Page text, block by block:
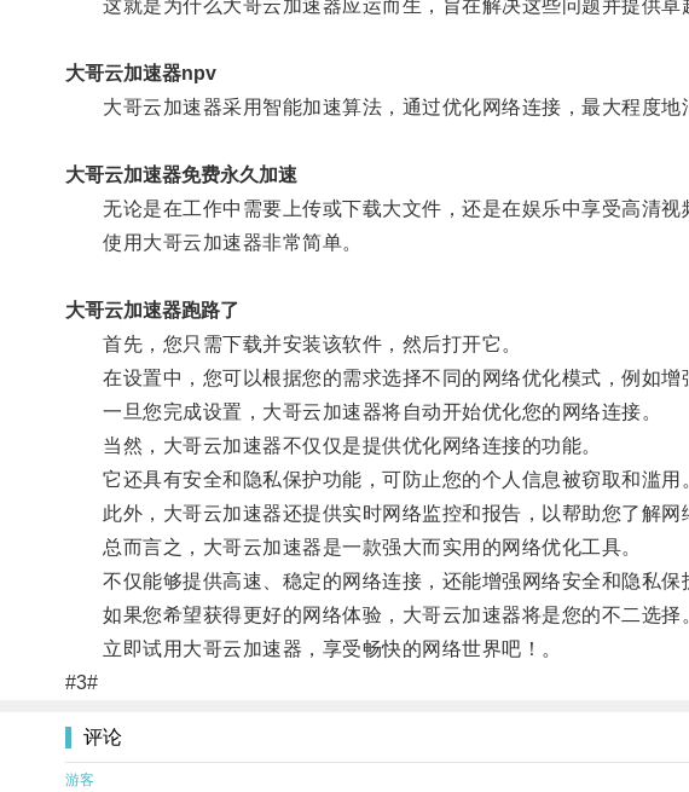
这就是为什么大哥云加速器应运而生，旨在解决这些问题并提供卓
大哥云加速器npv
大哥云加速器采用智能加速算法，通过优化网络连接，最大程度地
大哥云加速器免费永久加速
无论是在工作中需要上传或下载大文件，还是在娱乐中享受高清视
使用大哥云加速器非常简单。
大哥云加速器跑路了
首先，您只需下载并安装该软件，然后打开它。
在设置中，您可以根据您的需求选择不同的网络优化模式，例如增
一旦您完成设置，大哥云加速器将自动开始优化您的网络连接。
当然，大哥云加速器不仅仅是提供优化网络连接的功能。
它还具有安全和隐私保护功能，可防止您的个人信息被窃取和滥用
此外，大哥云加速器还提供实时网络监控和报告，以帮助您了解网
总而言之，大哥云加速器是一款强大而实用的网络优化工具。
不仅能够提供高速、稳定的网络连接，还能增强网络安全和隐私保
如果您希望获得更好的网络体验，大哥云加速器将是您的不二选择
立即试用大哥云加速器，享受畅快的网络世界吧！。
#3#
评论
游客